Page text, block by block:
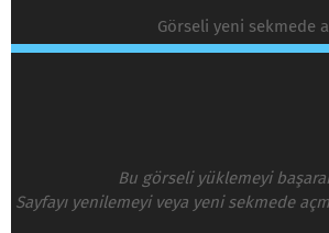
Görseli yeni sekmede
Bu görseli yüklemeyi
Sayfayı yenilemeyi veya yeni sekmede